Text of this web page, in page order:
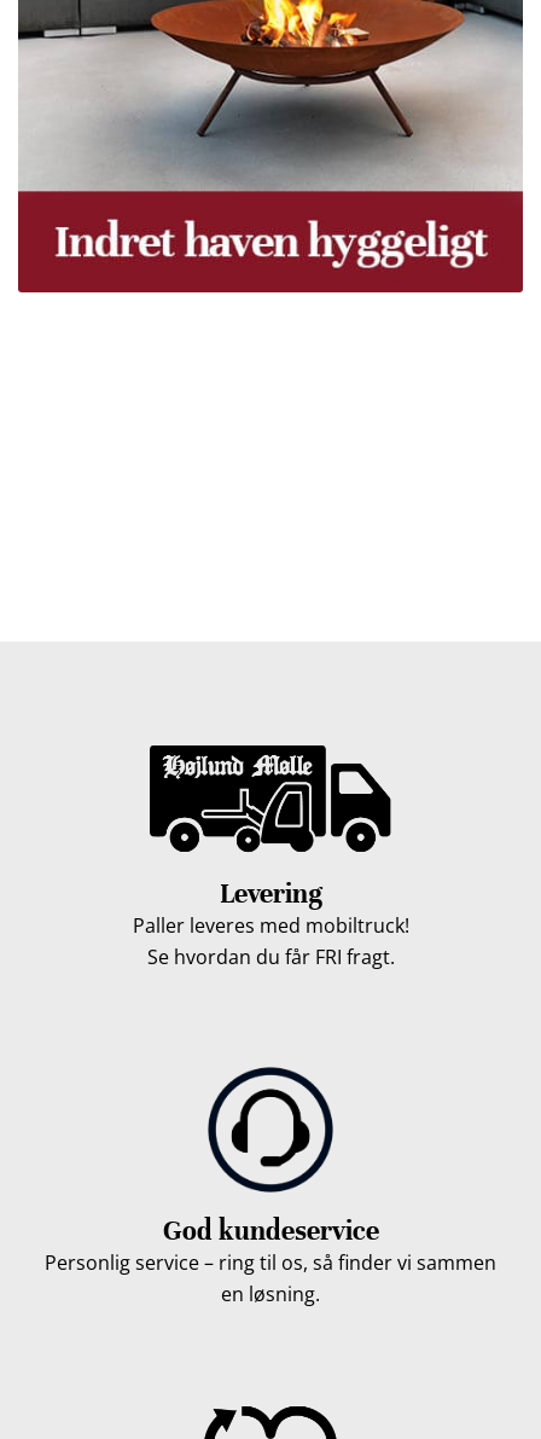
Levering
Paller leveres med mobiltruck!
Se hvordan du får FRI fragt.
God kundeservice
Personlig service – ring til os, så finder vi sammen
en løsning.